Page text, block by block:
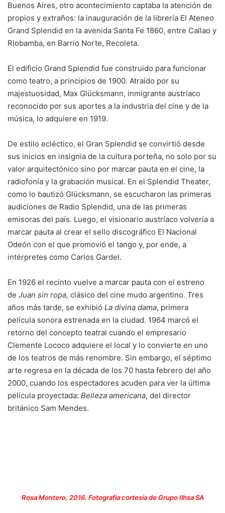
Buenos Aires, otro acontecimiento captaba la atención de
propios y extraños: la inauguración de la librería El Ateneo
Grand Splendid en la avenida Santa Fe 1860, entre Callao y
Riobamba, en Barrio Norte, Recoleta.
El edificio Grand Splendid fue construido para funcionar
como teatro, a principios de 1900. Atraído por su
majestuosidad, Max Glücksmann, inmigrante austríaco
reconocido por sus aportes a la industria del cine y de la
música, lo adquiere en 1919.
De estilo ecléctico, el Gran Splendid se convirtió desde
sus inicios en insignia de la cultura porteña, no solo por su
valor arquitectónico sino por marcar pauta en el cine, la
radiofonía y la grabación musical. En el Splendid Theater,
como lo bautizó Glücksmann, se escucharon las primeras
audiciones de Radio Splendid, una de las primeras
emisoras del país. Luego, el visionario austríaco volvería a
marcar pauta al crear el sello discográfico El Nacional
Odeón con el que promovió el tango y, por ende, a
intérpretes como Carlos Gardel.
En 1926 el recinto vuelve a marcar pauta con el estreno
de Juan sin ropa, clásico del cine mudo argentino. Tres
años más tarde, se exhibió La divina dama, primera
película sonora estrenada en la ciudad. 1964 marcó el
retorno del concepto teatral cuando el empresario
Clemente Lococo adquiere el local y lo convierte en uno
de los teatros de más renombre. Sin embargo, el séptimo
arte regresa en la década de los 70 hasta febrero del año
2000, cuando los espectadores acuden para ver la última
película proyectada: Belleza americana, del director
británico Sam Mendes.
Rosa Montero, 2016. Fotografía cortesía de Grupo Ilhsa SA